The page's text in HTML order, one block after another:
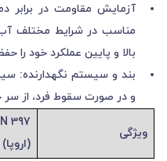
آزمایش مقاومت در برابر
مناسب در شرایط مختلف آب
بالا و پایین عملکرد خود را
بند و سیستم نگهدارنده:
و در صورت سقوط فرد، از سر
ویژگی
397
(اروپا)